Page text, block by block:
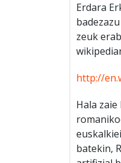
Erdara
zeuk
http://
Hala
batekin,